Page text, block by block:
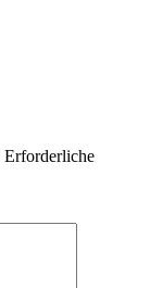
Erforderliche